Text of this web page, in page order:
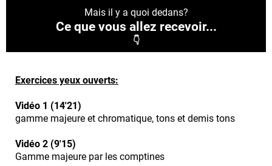
Mais il y a quoi dedans?
Ce que vous allez recevoir...
👇
Exercices yeux ouverts:
Vidéo 1 (14'21)
gamme majeure et chromatique, tons et demis tons
Vidéo 2 (9'15)
Gamme majeure par les comptines